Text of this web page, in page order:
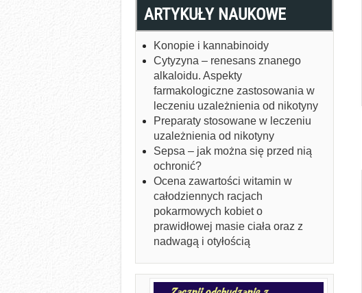
ARTYKUŁY NAUKOWE
Konopie i kannabinoidy
Cytyzyna – renesans znanego
alkaloidu. Aspekty
farmakologiczne zastosowania w
leczeniu uzależnienia od nikotyny
Preparaty stosowane w leczeniu
uzależnienia od nikotyny
Sepsa – jak można się przed nią
ochronić?
Ocena zawartości witamin w
całodziennych racjach
pokarmowych kobiet o
prawidłowej masie ciała oraz z
nadwagą i otyłością